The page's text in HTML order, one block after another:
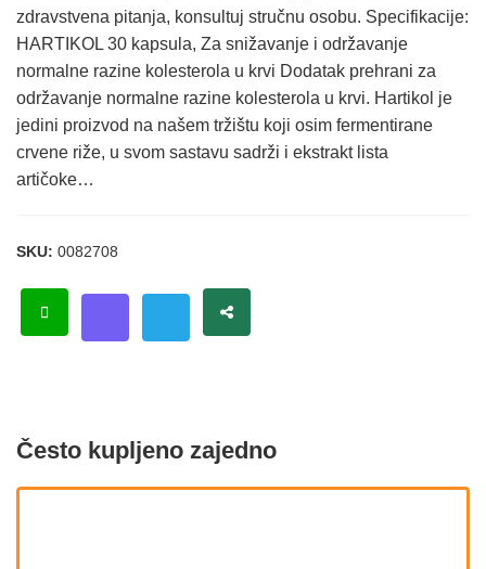
zdravstvena pitanja, konsultuj stručnu osobu. Specifikacije:
HARTIKOL 30 kapsula, Za snižavanje i održavanje
normalne razine kolesterola u krvi Dodatak prehrani za
održavanje normalne razine kolesterola u krvi. Hartikol je
jedini proizvod na našem tržištu koji osim fermentirane
crvene riže, u svom sastavu sadrži i ekstrakt lista
artičoke…
SKU: 0082708
Često kupljeno zajedno